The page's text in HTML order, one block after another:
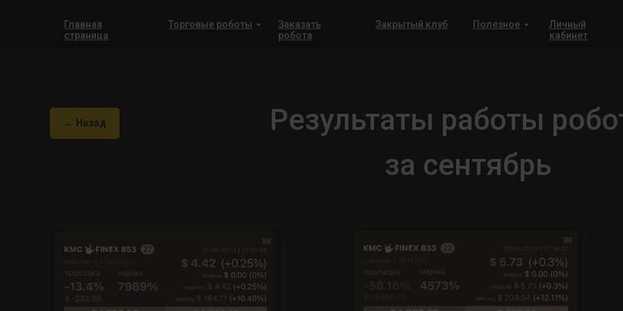
Главная
страница
Торговые роботы
Личный
кабинет
Заказать
робота
Закрытый клуб Полезное
Результаты работы
за сентябрь
← Назад